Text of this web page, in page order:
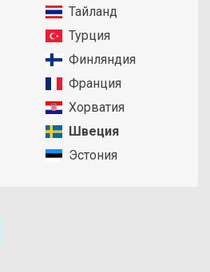
Тайланд
Турция
Финляндия
Франция
Хорватия
Швеция
Эстония